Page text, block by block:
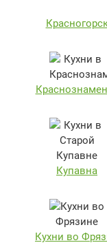
Купавна
Кухни во